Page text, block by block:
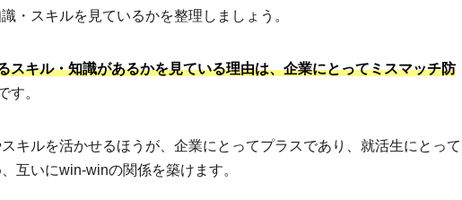
・スキルを見ているかを整理しましょう。
スキル・知識があるかを見ている理由は、企業にとってミスマッチ防
す。
キルを活かせるほうが、企業にとってプラスであり、就活生にとって
互いにwin-winの関係を築けます。